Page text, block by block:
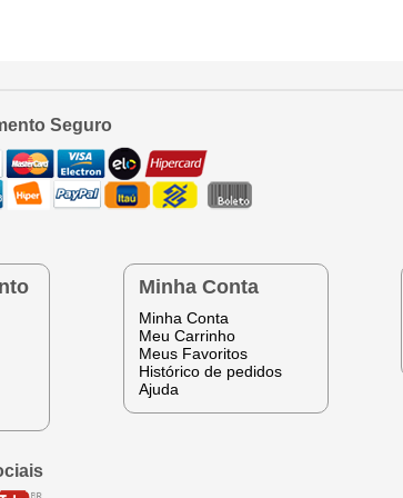
Seguro
Minha Conta
Minha Conta
Meu Carrinho
Meus Favoritos
Histórico de pedidos
Ajuda